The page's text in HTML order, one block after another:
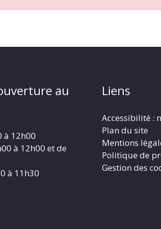
au
à 12h00
à 12h00 et de
à 11h30
Liens
Accessibilité :
Plan du site
Mentions
Politique de
Gestion des